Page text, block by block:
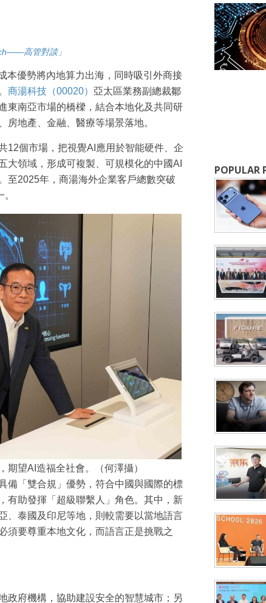
高管對談」
本優勢將內地算力出海，同時吸引外商接
商湯科技（00020） 亞太區業務副總裁鄒
東南亞市場的橋樑，結合本地化及共同研
地產、金融、醫療等場景落地。
12個市場，把視覺AI應用於智能硬件、企
大領域，形成可複製、可規模化的中國AI
至2025年，商湯海外企業客戶總數突破
期望AI造福全社會。（何澤攝）
備「雙合規」優勢，符合中國與國際的標
有助發揮「超級聯繫人」角色。其中，新
、泰國及印尼等地，則較需要以當地語言
須要尊重本地文化，而語言正是挑戰之
政府機構，協助建設安全的智慧城市；另
POPULAR
成為 EJ Tech 會員
最新資訊（附創業懶人包），直達郵箱